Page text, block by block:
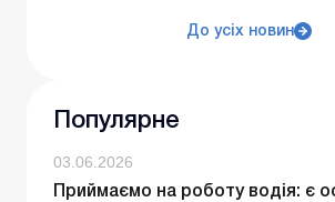
До усіх новин
Популярне
03.06.2026
Приймаємо на роботу водія: є